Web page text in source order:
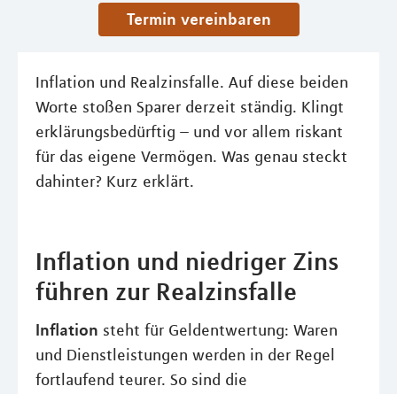
Termin vereinbaren
Inflation und Realzinsfalle. Auf diese beiden
Worte stoßen Sparer derzeit ständig. Klingt
erklärungsbedürftig – und vor allem riskant
für das eigene Vermögen. Was genau steckt
dahinter? Kurz erklärt.
Inflation und niedriger Zins
führen zur Realzinsfalle
Inflation steht für Geldentwertung: Waren
und Dienstleistungen werden in der Regel
fortlaufend teurer. So sind die